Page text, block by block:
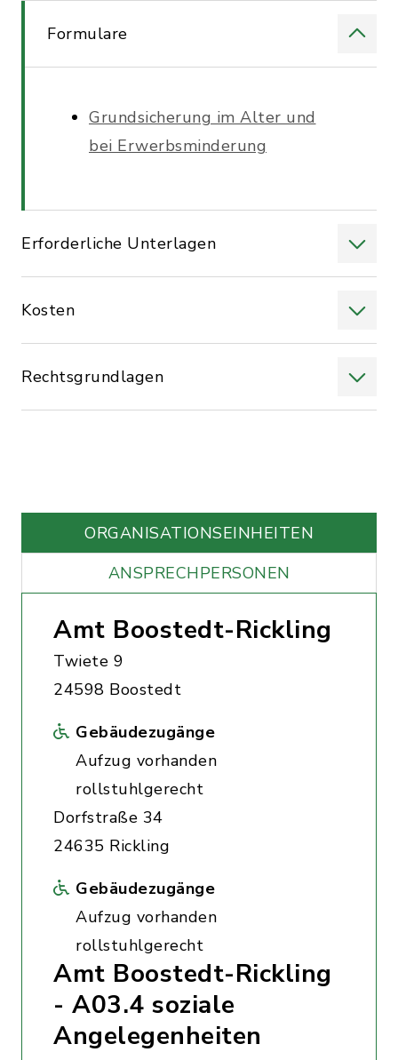
Formulare
Grundsicherung im Alter und
bei Erwerbsminderung
Erforderliche Unterlagen
Kosten
Rechtsgrundlagen
ORGANISATIONS­EINHEITEN
ANSPRECHPERSONEN
Amt Boostedt-Rickling
Twiete 9
24598 Boostedt
Gebäudezugänge
Aufzug vorhanden
rollstuhlgerecht
Dorfstraße 34
24635 Rickling
Gebäudezugänge
Aufzug vorhanden
rollstuhlgerecht
Amt Boostedt-Rickling
- A03.4 soziale
Angelegenheiten